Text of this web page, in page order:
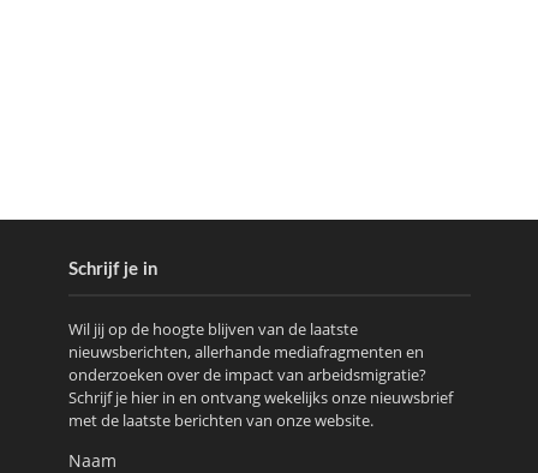
Schrijf je in
Wil jij op de hoogte blijven van de laatste
nieuwsberichten, allerhande mediafragmenten en
onderzoeken over de impact van arbeidsmigratie?
Schrijf je hier in en ontvang wekelijks onze nieuwsbrief
met de laatste berichten van onze website.
Naam